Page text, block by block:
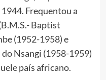
Frequentou a
Baptist
(1952-1958) e
Nsangi (1958-1959)
país africano.